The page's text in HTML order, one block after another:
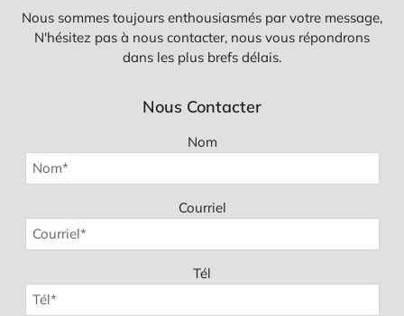
Nous sommes toujours enthousiasmés par votre message,
N'hésitez pas à nous contacter, nous vous répondrons
dans les plus brefs délais.
Nous Contacter
Nom
Courriel
Tél